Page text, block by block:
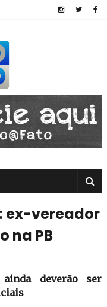
ex-vereador
na PB
deverão ser